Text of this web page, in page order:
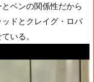
ベンの関係性だから
ドとクレイグ・ロバ
いる。